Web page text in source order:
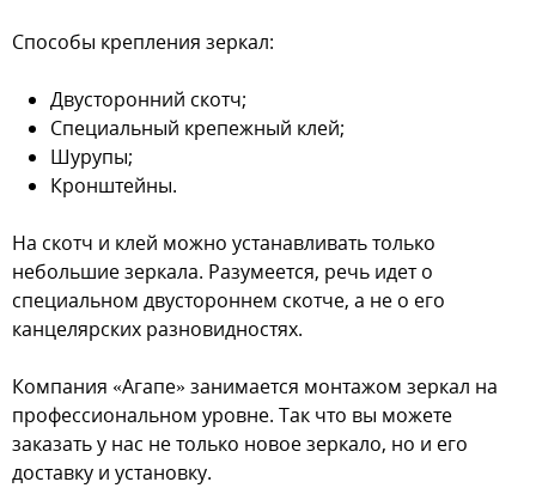
Способы крепления зеркал:
Двусторонний скотч;
Специальный крепежный клей;
Шурупы;
Кронштейны.
На скотч и клей можно устанавливать только
небольшие зеркала. Разумеется, речь идет о
специальном двустороннем скотче, а не о его
канцелярских разновидностях.
Компания «Агапе» занимается монтажом зеркал на
профессиональном уровне. Так что вы можете
заказать у нас не только новое зеркало, но и его
доставку и установку.